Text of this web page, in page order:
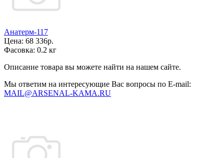
Анатерм-117
Цена: 68 336р.
Фасовка: 0.2 кг
Описание товара вы можете найти на нашем сайте.
Мы ответим на интересующие Вас вопросы по E-mail:
MAIL@ARSENAL-KAMA.RU